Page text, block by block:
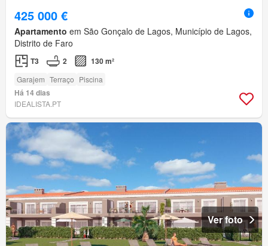
425 000 €
Apartamento em São Gonçalo de Lagos, Município de Lagos,
Distrito de Faro
T3 2 130 m²
Garajem Terraço Piscina
Há 14 dias
IDEALISTA.PT
Ver foto